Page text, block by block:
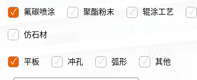
✓ 氟碳喷涂 ✓ 聚酯粉末 ✓ 辊涂工艺 ✓
✓ 仿石材
✓ 平板 ✓ 冲孔 ✓ 弧形 ✓ 其他